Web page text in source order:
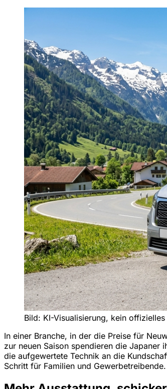
Bild: KI-Visualisierung, kein
In einer Branche, in der die Preise für
zur neuen Saison spendieren die Japaner
die aufgewertete Technik an die
Schritt für Familien und Gewerbetreibende.